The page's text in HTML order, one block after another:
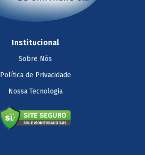
Institucional
Sobre Nós
Política de Privacidade
Nossa Tecnologia